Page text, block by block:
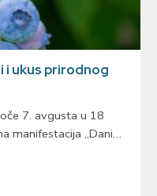
i ukus prirodnog
7. avgusta u 18
manifestacija „Dani…